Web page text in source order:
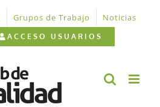
Grupos de Trabajo
Noticias
ACCESO USUARIOS